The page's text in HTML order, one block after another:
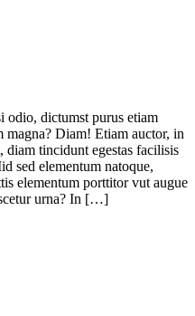
odio, dictumst purus etiam
magna? Diam! Etiam auctor, in
diam tincidunt egestas facilisis
sed elementum natoque,
elementum porttitor vut augue
urna? In […]